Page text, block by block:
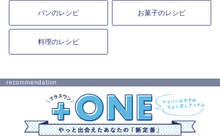
パンのレシピ お菓子のレシピ
料理のレシピ
recommendation